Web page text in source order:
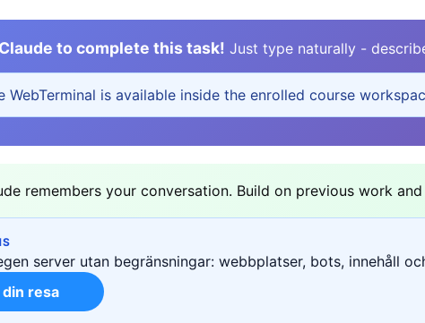
to complete this task! Just type naturally -
WebTerminal is available inside the enrolled course
remembers your conversation. Build on previous work
server utan begränsningar: webbplatser, bots, innehåll
din resa